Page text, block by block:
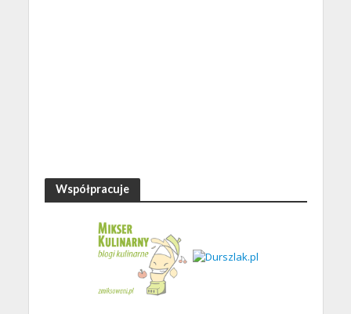
Współpracuje